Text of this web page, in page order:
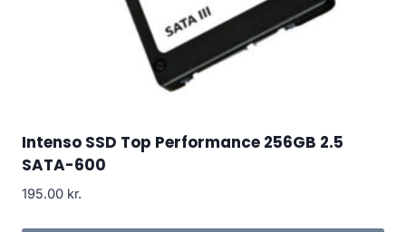
Intenso SSD Top Performance 256GB 2.5
SATA-600
195.00 kr.